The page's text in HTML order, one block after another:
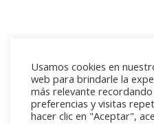
Usamos cookies en
web para brindarle la
más relevante recordando
preferencias y visitas
hacer clic en "Aceptar",